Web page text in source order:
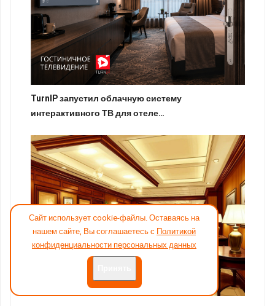
TurnIP запустил облачную систему
интерактивного ТВ для отеле…
Сайт использует cookie-файлы. Оставаясь на
нашем сайте, Вы соглашаетесь с Политикой
конфиденциальности персональных данных